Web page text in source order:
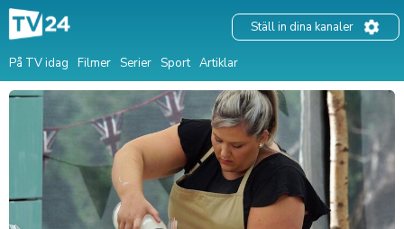
På TV idag Filmer Serier Sport Artiklar
Ställ in dina kanaler